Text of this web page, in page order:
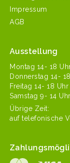
Impressum
AGB
Ausstellung
Mon­tag 14- 18
Don­ner­stag 14-
Fre­itag 14- 18 Uhr
Sam­stag 9- 14 Uhr
Übrige Zeit:
auf tele­fonis­che